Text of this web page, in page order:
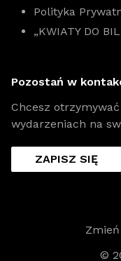
Polityka
„KWIATY DO
Pozostań w
Chcesz
wydarzeniach na
ZAPISZ SIĘ
©